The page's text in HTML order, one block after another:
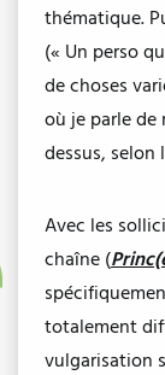
thématique.
(« Un perso
de choses
où je parle de
dessus, selon
Avec les
chaîne (
totalement
vulgarisation